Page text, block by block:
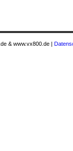
& www.vx800.de |